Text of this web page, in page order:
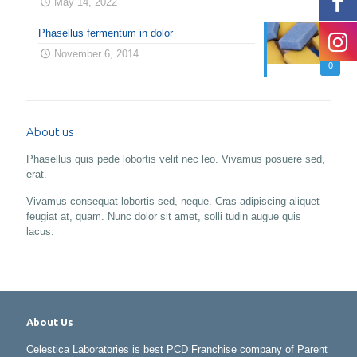
0
Phasellus fermentum in dolor
November 6, 2014
About us
Phasellus quis pede lobortis velit nec leo. Vivamus posuere sed,
erat.
Vivamus consequat lobortis sed, neque. Cras adipiscing aliquet
feugiat at, quam. Nunc dolor sit amet, solli tudin augue quis
lacus.
About Us
Celestica Laboratories is best PCD Franchise company of Parent